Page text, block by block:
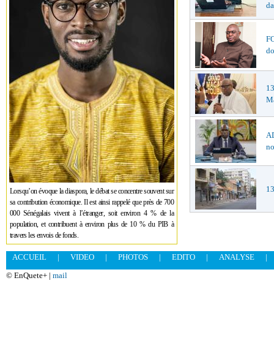
Lorsqu’on évoque la diaspora, le débat se concentre souvent sur
sa contribution économique. Il est ainsi rappelé que près de 700
000 Sénégalais vivent à l’étranger, soit environ 4 % de la
population, et contribuent à environ plus de 10 % du PIB à
travers les envois de fonds.
ACCUEIL | VIDEO | PHOTOS | EDITO | ANALYSE
|
© EnQuete+ | mail